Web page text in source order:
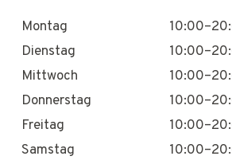
Montag
Dienstag
Mittwoch
Donnerstag
Freitag
Samstag